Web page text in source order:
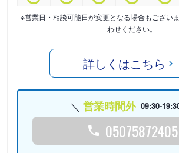
※営業日・相談可能日が変更となる場合もござい
わせください。
詳しくはこちら
営業時間外 09:30-
05075872405